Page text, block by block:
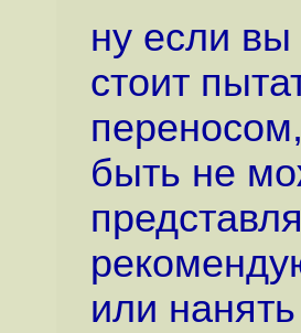
ну если
стоит
быть не
или